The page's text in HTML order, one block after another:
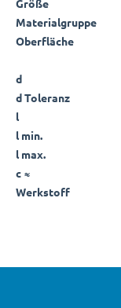
Größe
Materialgruppe
Oberfläche
d
d Toleranz
l
l min.
l max.
c ≈
Werkstoff